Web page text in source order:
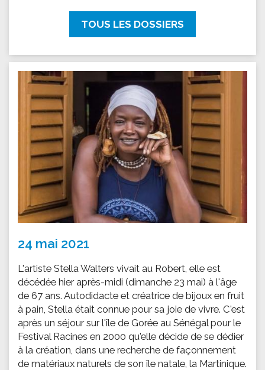
TOUS LES DOSSIERS
24 mai 2021
L'artiste Stella Walters vivait au Robert, elle est
décédée hier après-midi (dimanche 23 mai) à l'âge
de 67 ans. Autodidacte et créatrice de bijoux en fruit
à pain, Stella était connue pour sa joie de vivre. C'est
après un séjour sur l'île de Gorée au Sénégal pour le
Festival Racines en 2000 qu'elle décide de se dédier
à la création, dans une recherche de façonnement
de matériaux naturels de son île natale, la Martinique.